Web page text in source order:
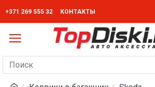
+371 269 555 32 КОНТАКТЫ